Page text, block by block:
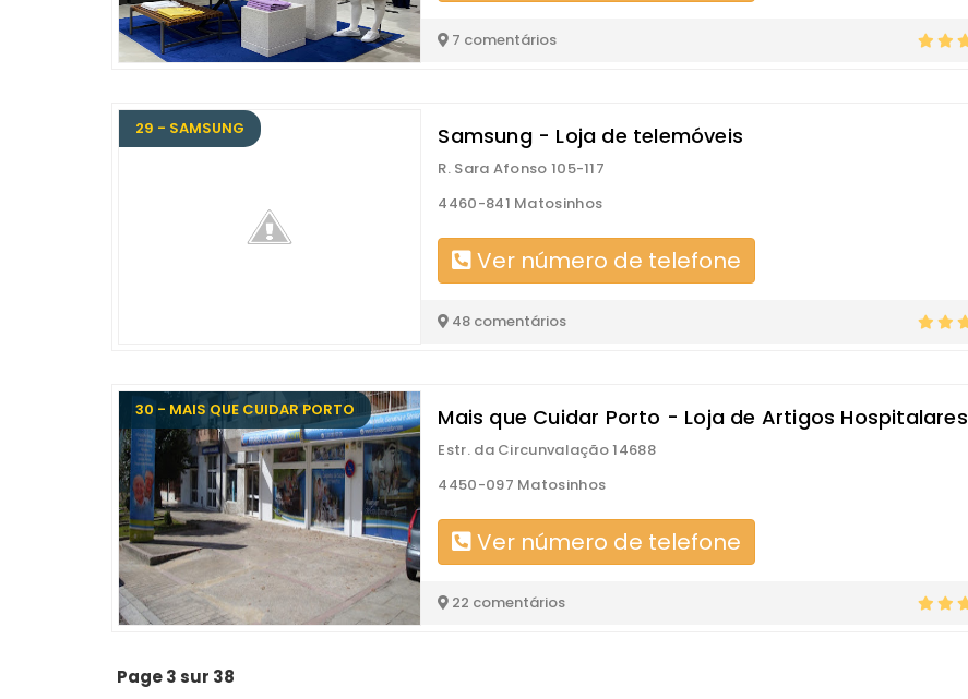
7 comentários
29 - SAMSUNG Samsung - Loja de telemóveis
R. Sara Afonso 105-117
4460-841 Matosinhos
Ver número de telefone
48 comentários
30 - MAIS QUE CUIDAR PORTO Mais que Cuidar Porto - Loja de Artigos Hospitalares
Estr. da Circunvalação 14688
4450-097 Matosinhos
Ver número de telefone
22 comentários
Page 3 sur 38